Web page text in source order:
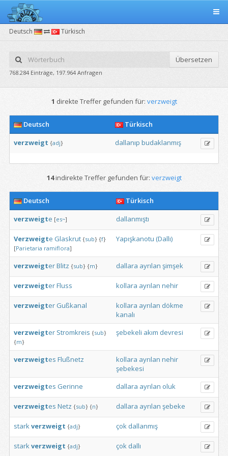
Deutsch Türkisch
Übersetzen
768.284 Einträge, 197.964 Anfragen
1 direkte Treffer gefunden für: verzweigt
Deutsch
Türkisch
verzweigt {adj} dallanıp budaklanmış
14indirekte Treffer gefunden für: verzweigt
Deutsch
Türkisch
verzweigte [es~] dallanmıştı
Verzweigte Glaskrut {sub} {f}
[Parietaria ramiflora]
Yapışkanotu (Dallı)
verzweigterBlitz {sub} {m} dallara ayrılan şimşek
verzweigterFluss kollara ayrılan nehir
verzweigter Gußkanal kollara ayrılan dökme
kanalı
verzweigter Stromkreis {sub}
{m}
şebekeli akım devresi
verzweigtes Flußnetz kollara ayrılan nehir
şebekesi
verzweigtes Gerinne dallara ayrılan oluk
verzweigtes Netz {sub} {n} dallara ayrılan şebeke
starkverzweigt {adj} çok dallanmış
starkverzweigt {adj} çok dallı